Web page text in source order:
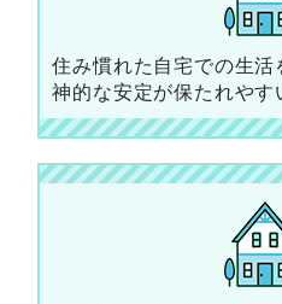
住み慣れた自宅での生
神的な安定が保たれやす